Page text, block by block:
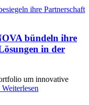
bündeln ihre
in der
um innovative
Weiterlesen